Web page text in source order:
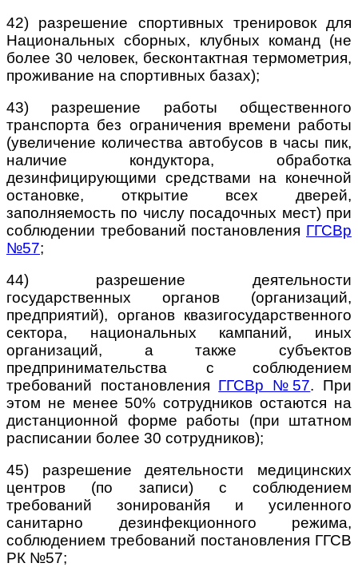
42) разрешение спортивных тренировок для
Национальных сборных, клубных команд (не
более 30 человек, бесконтактная термометрия,
проживание на спортивных базах);
43) разрешение работы общественного
транспорта без ограничения времени работы
(увеличение количества автобусов в часы пик,
наличие кондуктора, обработка
дезинфицирующими средствами на конечной
остановке, открытие всех дверей,
заполняемость по числу посадочных мест) при
соблюдении требований постановления ГГСВр
№57;
44) разрешение деятельности
государственных органов (организаций,
предприятий), органов квазигосударственного
сектора, национальных кампаний, иных
организаций, а также субъектов
предпринимательства с соблюдением
требований постановления ГГСВр №57. При
этом не менее 50% сотрудников остаются на
дистанционной форме работы (при штатном
расписании более 30 сотрудников);
45) разрешение деятельности медицинских
центров (по записи) с соблюдением
требований зонированйя и усиленного
санитарно­ дезинфекционного режима,
соблюдением требований постановления ГГСВ
РК №57;